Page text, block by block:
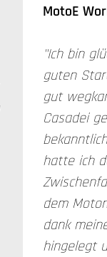
MotoE
"Ich bin
guten
gut
Casadei
hatte ich
dem
dank
hingelegt